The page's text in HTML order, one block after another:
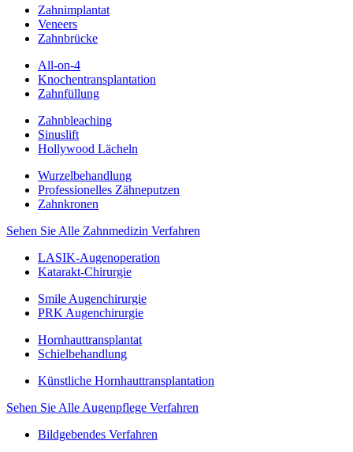
Zahnimplantat
Veneers
Zahnbrücke
All-on-4
Knochentransplantation
Zahnfüllung
Zahnbleaching
Sinuslift
Hollywood Lächeln
Wurzelbehandlung
Professionelles Zähneputzen
Zahnkronen
Sehen Sie Alle Zahnmedizin Verfahren
LASIK-Augenoperation
Katarakt-Chirurgie
Smile Augenchirurgie
PRK Augenchirurgie
Hornhauttransplantat
Schielbehandlung
Künstliche Hornhauttransplantation
Sehen Sie Alle Augenpflege Verfahren
Bildgebendes Verfahren